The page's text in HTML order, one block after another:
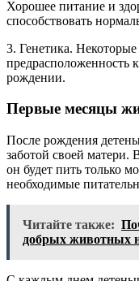
Хорошее питание и
способствовать
3. Генетика.
предрасположенность
рождении.
Первые месяцы
После рождения
заботой своей матери.
он будет пить только
необходимые
Читайте также:
добрых животных